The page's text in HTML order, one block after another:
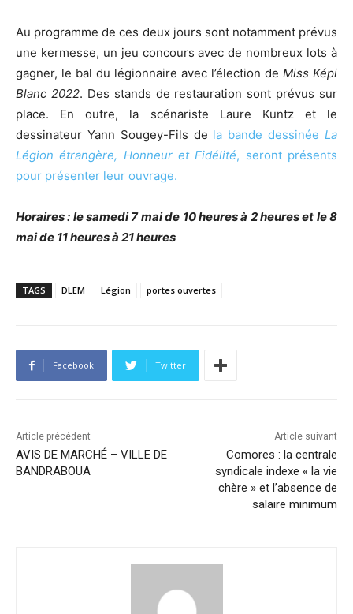
Au programme de ces deux jours sont notamment prévus
une kermesse, un jeu concours avec de nombreux lots à
gagner, le bal du légionnaire avec l’élection de Miss Képi
Blanc 2022. Des stands de restauration sont prévus sur
place. En outre, la scénariste Laure Kuntz et le
dessinateur Yann Sougey-Fils de la bande dessinéeLa
Légion étrangère, Honneur et Fidélité, seront présents
pour présenter leur ouvrage.
Horaires : le samedi 7 mai de 10 heures à 2 heures et le 8
mai de 11 heures à 21 heures
TAGS DLEM Légion portes ouvertes
Facebook Twitter
Article précédent
AVIS DE MARCHÉ – VILLE DE
BANDRABOUA
Article suivant
Comores : la centrale
syndicale indexe « la vie
chère » et l’absence de
salaire minimum